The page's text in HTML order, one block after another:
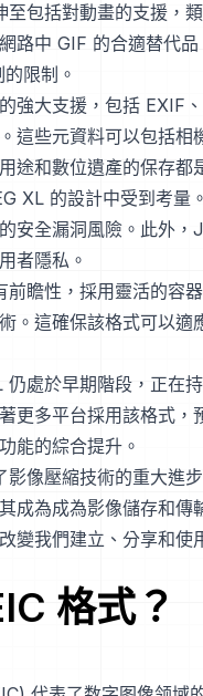
包括對動畫的支援，
路中 GIF 的合適替代
限制。
強大支援，包括 EXIF
這些元資料可以包括
途和數位遺產的保存都
XL 的設計中受到考量
安全漏洞風險。此外
者隱私。
瞻性，採用靈活的容
。這確保該格式可以
處於早期階段，正在
更多平台採用該格式
能的綜合提升。
像壓縮技術的重大進
成為成為影像儲存和
變我們建立、分享和
格式？